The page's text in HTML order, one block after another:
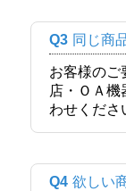
Q3 同じ商
お客様のご
店・ＯＡ
わせくださ
Q4 欲しい